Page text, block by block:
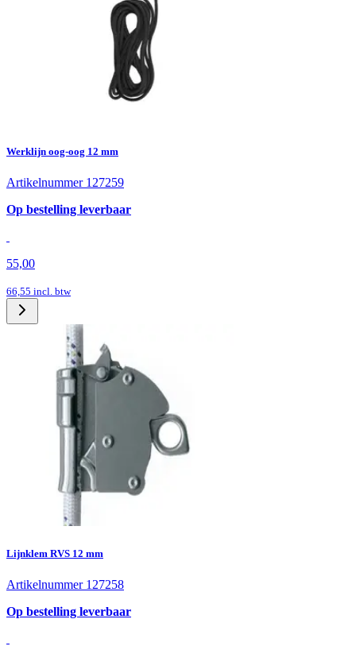
Werklijn oog-oog 12 mm
Artikelnummer 127259
Op bestelling leverbaar
55,00
66,55 incl. btw
Lijnklem RVS 12 mm
Artikelnummer 127258
Op bestelling leverbaar